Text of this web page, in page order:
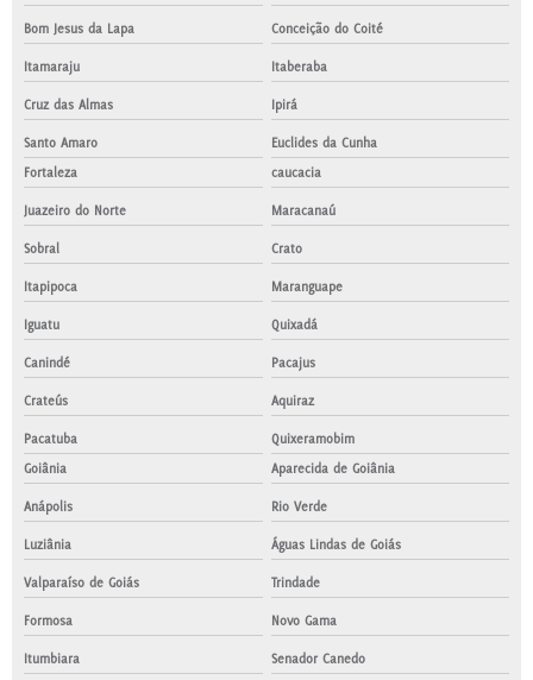
Bom Jesus da Lapa Conceição do Coité
Itamaraju Itaberaba
Cruz das Almas Ipirá
Santo Amaro
Euclides da Cunha
Fortaleza
caucacia
Juazeiro do Norte Maracanaú
Sobral Crato
Itapipoca Maranguape
Iguatu Quixadá
Canindé Pacajus
Crateús Aquiraz
Pacatuba
Quixeramobim
Goiânia
Aparecida de Goiânia
Anápolis Rio Verde
Luziânia Águas Lindas de Goiás
Valparaíso de Goiás Trindade
Formosa Novo Gama
Itumbiara Senador Canedo